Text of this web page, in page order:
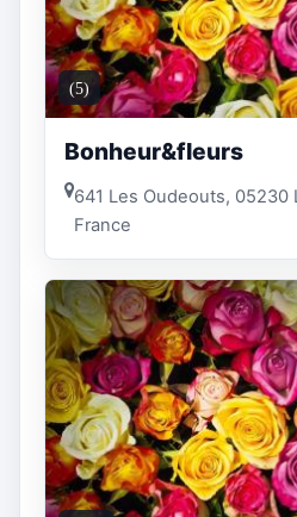
(5)
Bonheur&fleurs
641 Les Oudeouts, 05230
France